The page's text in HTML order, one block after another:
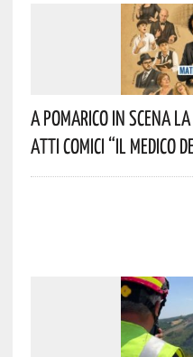
A Pomarico In Scena
Atti Comici “Il Medico